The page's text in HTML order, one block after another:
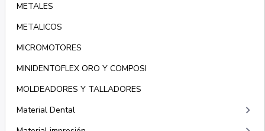
METALES
METALICOS
MICROMOTORES
MINIDENTOFLEX ORO Y COMPOSI
MOLDEADORES Y TALLADORES
Material Dental
keyboard_arrow_right